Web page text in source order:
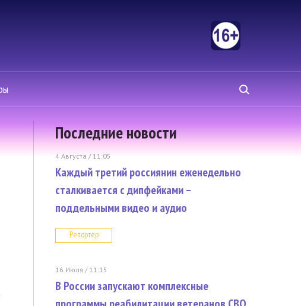
Последние новости
4 Августа / 11:05
Каждый третий россиянин еженедельно
сталкивается с дипфейками –
поддельными видео и аудио
Репортер
16 Июля / 11:15
В России запускают комплексные